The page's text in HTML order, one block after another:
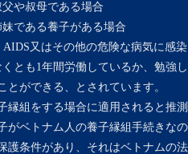
や叔母である場合
である養子がある場合
又はその他の危険な病気に感
とも1年間労働しているか、勉強
ができる、とされています。
縁組をする場合に適用されると推
がベトナム人の養子縁組手続きな
護条件があり、それはベトナムの